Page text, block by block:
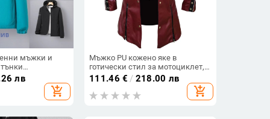
мъжки и
и
якета за двойки
ежедневни
лв
add_shopping_cart
Мъжко PU кожено яке в
готически стил за мотоциклет,
стимпанк ретро
111.46 € / 218.00 лв
add_shopping_cart